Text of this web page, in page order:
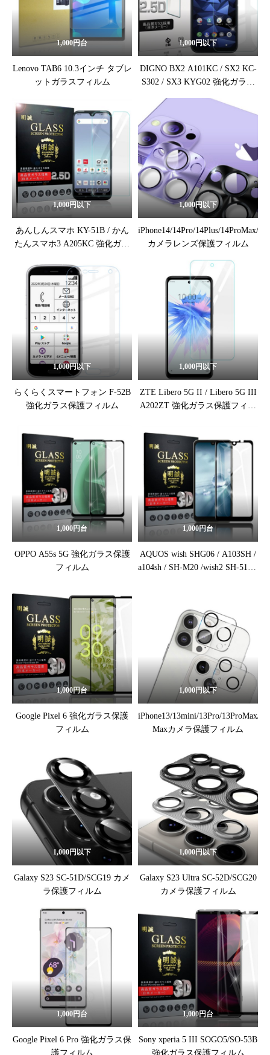
1,000円台
Lenovo TAB6 10.3インチ タブレ
ットガラスフィルム
1,000円以下
DIGNO BX2 A101KC / SX2 KC-
S302 / SX3 KYG02 強化ガラス
1,000円以下
あんしんスマホ KY-51B / かん
たんスマホ3 A205KC 強化ガラ
1,000円以下
iPhone14/14Pro/14Plus/14ProMax/
カメラレンズ保護フィルム
1,000円以下
らくらくスマートフォン F-52B
強化ガラス保護フィルム
1,000円以下
ZTE Libero 5G II / Libero 5G III
A202ZT 強化ガラス保護フィル
1,000円台
OPPO A55s 5G 強化ガラス保護
フィルム
1,000円台
AQUOS wish SHG06 / A103SH /
a104sh / SH-M20 /wish2 SH-51C /
1,000円台
Google Pixel 6 強化ガラス保護
フィルム
1,000円以下
iPhone13/13mini/13Pro/13ProMax/
Maxカメラ保護フィルム
1,000円以下
Galaxy S23 SC-51D/SCG19 カメ
ラ保護フィルム
1,000円以下
Galaxy S23 Ultra SC-52D/SCG20
カメラ保護フィルム
1,000円台
Google Pixel 6 Pro 強化ガラス保
護フィルム
1,000円台
Sony xperia 5 III SOGO5/SO-53B
強化ガラス保護フィルム